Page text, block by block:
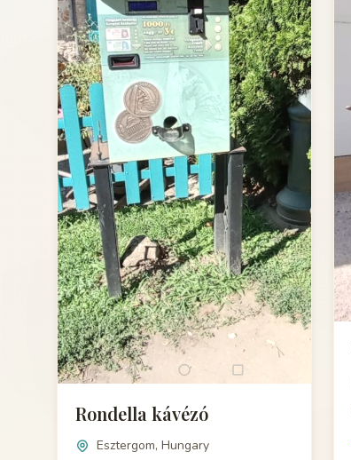
Rondella kávézó
Esztergom, Hungary